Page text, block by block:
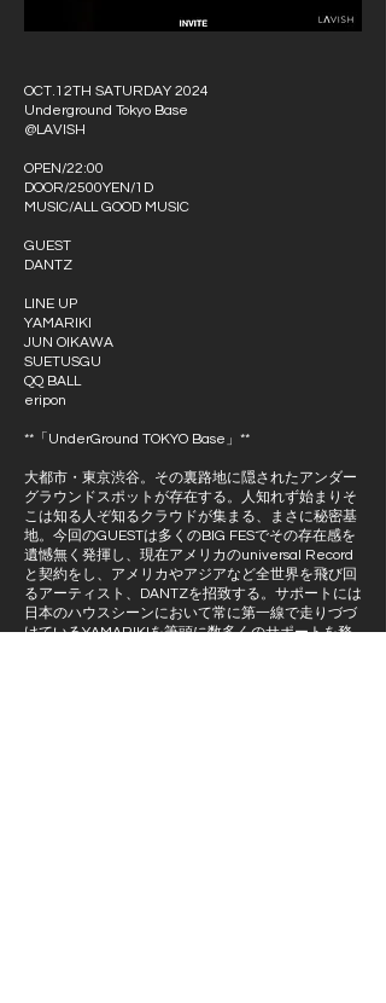
OCT.12TH SATURDAY 2024
Underground Tokyo Base
@LAVISH
OPEN/22:00
DOOR/2500YEN/1D
MUSIC/ALL GOOD MUSIC
GUEST
DANTZ
LINE UP
YAMARIKI
JUN OIKAWA
SUETUSGU
QQ BALL
eripon
**「UnderGround TOKYO Base」**
大都市・東京渋谷。その裏路地に隠されたアンダー
グラウンドスポットが存在する。人知れず始まりそ
こは知る人ぞ知るクラウドが集まる、まさに秘密基
地。今回のGUESTは多くのBIG FESでその存在感を
遺憾無く発揮し、現在アメリカのuniversal Record
と契約をし、アメリカやアジアなど全世界を飛び回
るアーティスト、DANTZを招致する。サポートには
日本のハウスシーンにおいて常に第一線で走りづづ
けているYAMARIKIを筆頭に数多くのサポートを務